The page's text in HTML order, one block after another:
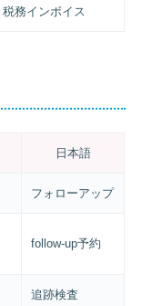
税務インボイス
日本語
フォローアップ
follow-up予約
追跡検査